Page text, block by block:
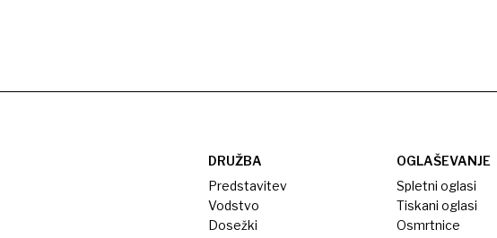
DRUŽBA
Predstavitev
Vodstvo
Dosežki
OGLAŠEVANJE
Spletni oglasi
Tiskani oglasi
Osmrtnice